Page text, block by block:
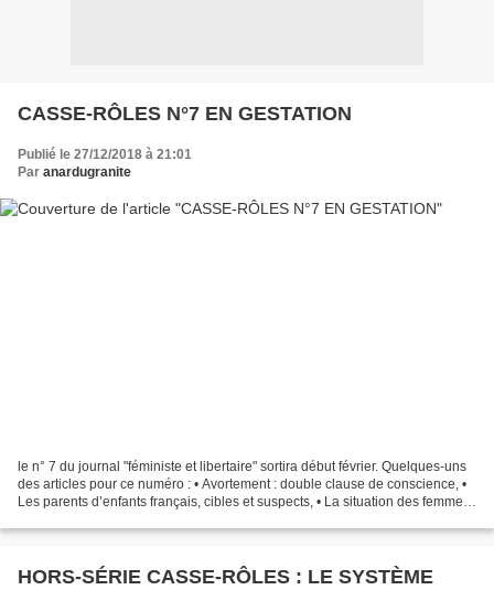
CASSE-RÔLES N°7 EN GESTATION
Publié le 27/12/2018 à 21:01
Par anardugranite
le n° 7 du journal "féministe et libertaire" sortira début février. Quelques-uns
des articles pour ce numéro : • Avortement : double clause de conscience, •
Les parents d’enfants français, cibles et suspects, • La situation des femmes
HORS-SÉRIE CASSE-RÔLES : LE SYSTÈME